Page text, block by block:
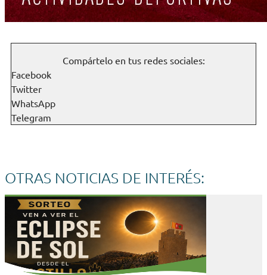
Compártelo en tus redes sociales:
Facebook
Twitter
WhatsApp
Telegram
OTRAS NOTICIAS DE INTERÉS: